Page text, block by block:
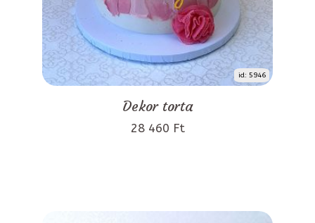
id: 5946
Dekor torta
28 460 Ft